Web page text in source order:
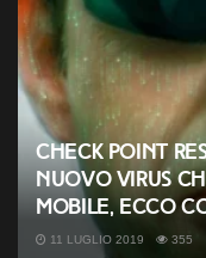
Check Point
nuovo virus
mobile, ecco
11 LUGLIO 2019 355